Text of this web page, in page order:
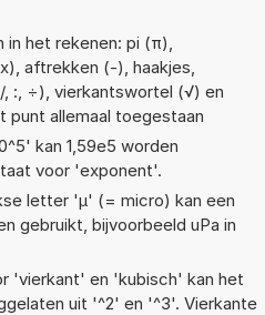
het rekenen: pi (π),
aftrekken (-), haakjes,
:, ÷), vierkantswortel (√) en
punt allemaal toegestaan
kan 1,59e5 worden
voor 'exponent'.
letter 'µ' (= micro) kan een
gebruikt, bijvoorbeeld uPa in
'vierkant' en 'kubisch' kan het
uit '^2' en '^3'. Vierkante